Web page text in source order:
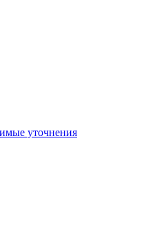
уточнения